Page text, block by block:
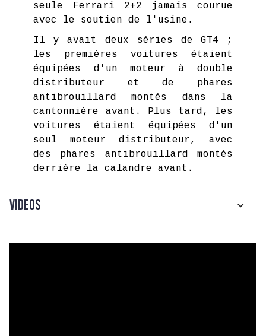
seule Ferrari 2+2 jamais courue
avec le soutien de l'usine.
Il y avait deux séries de GT4 ;
les premières voitures étaient
équipées d'un moteur à double
distributeur et de phares
antibrouillard montés dans la
cantonnière avant. Plus tard, les
voitures étaient équipées d'un
seul moteur distributeur, avec
des phares antibrouillard montés
derrière la calandre avant.
Videos